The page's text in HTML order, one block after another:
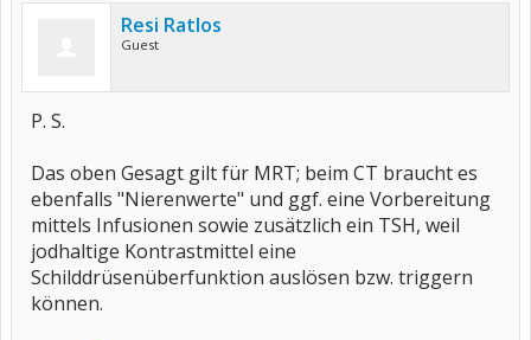
Resi Ratlos
Guest
P. S.
Das oben Gesagt gilt für MRT; beim CT braucht es
ebenfalls "Nierenwerte" und ggf. eine Vorbereitung
mittels Infusionen sowie zusätzlich ein TSH, weil
jodhaltige Kontrastmittel eine
Schilddrüsenüberfunktion auslösen bzw. triggern
können.